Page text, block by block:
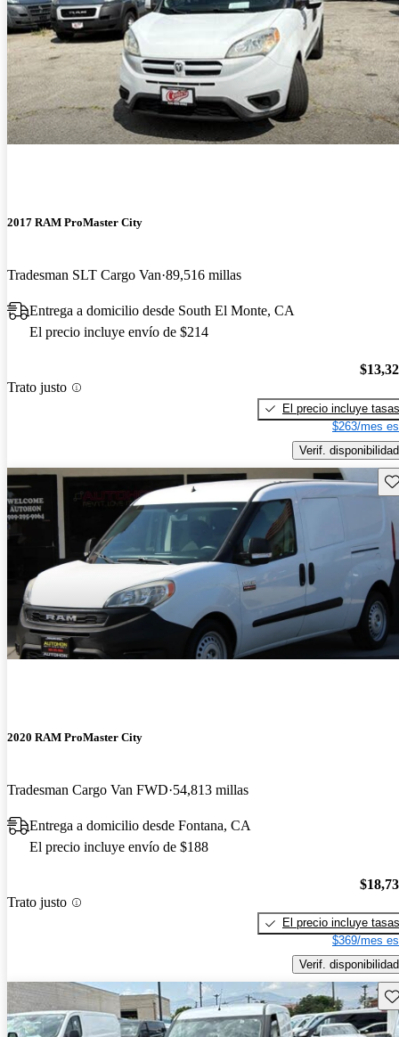
2017 RAM ProMaster City
Tradesman SLT Cargo Van 89,516 millas
Entrega a domicilio desde South El Monte, CA
El precio incluye envío de $214
Trato justo
El precio incluye tasas
$263/mes
Verif. disponibilidad
2020 RAM ProMaster City
Tradesman Cargo Van FWD 54,813 millas
Entrega a domicilio desde Fontana, CA
El precio incluye envío de $188
Trato justo
El precio incluye tasas
$369/mes
Verif. disponibilidad